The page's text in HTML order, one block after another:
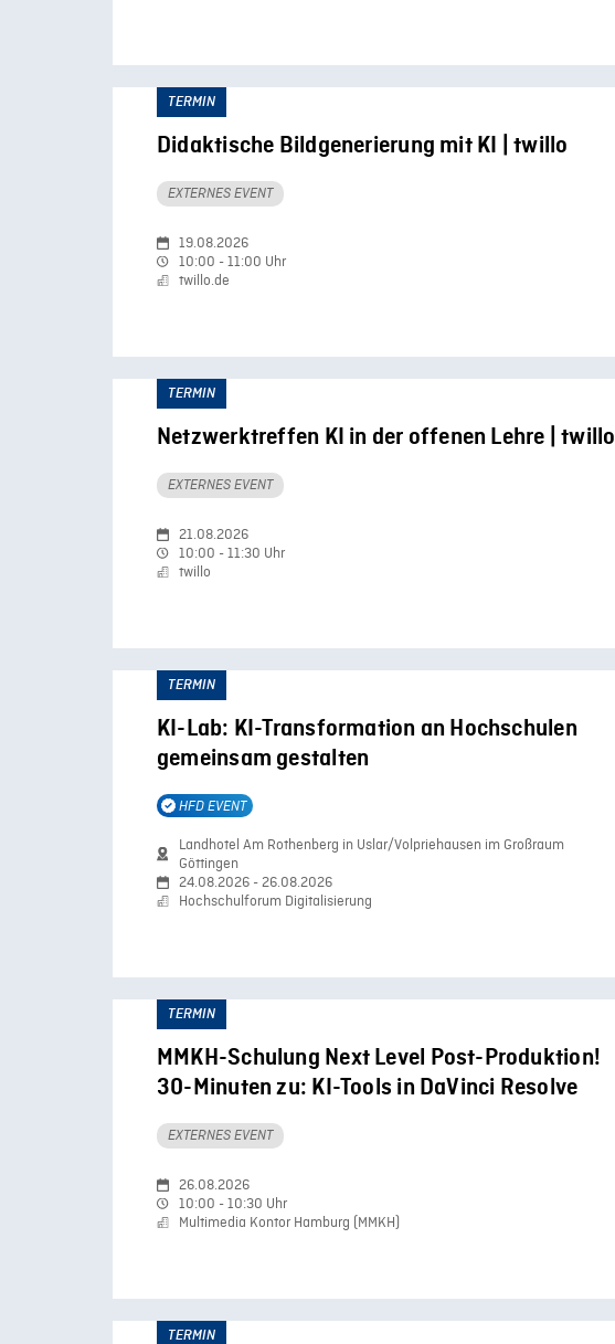
TERMIN
Didaktische Bildgenerierung mit KI | twillo
EXTERNES EVENT
19.08.2026
10:00 - 11:00 Uhr
twillo.de
TERMIN
Netzwerktreffen KI in der offenen Lehre | twillo
EXTERNES EVENT
21.08.2026
10:00 - 11:30 Uhr
twillo
TERMIN
KI-Lab: KI-Transformation an Hochschulen
gemeinsam gestalten
HFD EVENT
Landhotel Am Rothenberg in Uslar/Volpriehausen im Großraum
Göttingen
24.08.2026 - 26.08.2026
Hochschulforum Digitalisierung
TERMIN
MMKH-Schulung Next Level Post-Produktion!
30-Minuten zu: KI-Tools in DaVinci Resolve
EXTERNES EVENT
26.08.2026
10:00 - 10:30 Uhr
Multimedia Kontor Hamburg (MMKH)
TERMIN